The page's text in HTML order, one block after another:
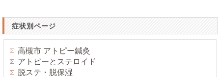
症状別ページ
高槻市 アトピー鍼灸
アトピーとステロイド
脱ステ・脱保湿